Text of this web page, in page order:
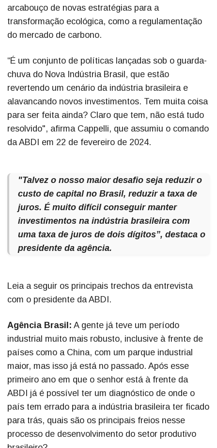
arcabouço de novas estratégias para a
transformação ecológica, como a regulamentação
do mercado de carbono.
“É um conjunto de políticas lançadas sob o guarda-
chuva do Nova Indústria Brasil, que estão
revertendo um cenário da indústria brasileira e
alavancando novos investimentos. Tem muita coisa
para ser feita ainda? Claro que tem, não está tudo
resolvido", afirma Cappelli, que assumiu o comando
da ABDI em 22 de fevereiro de 2024.
"Talvez o nosso maior desafio seja reduzir o
custo de capital no Brasil, reduzir a taxa de
juros. É muito difícil conseguir manter
investimentos na indústria brasileira com
uma taxa de juros de dois dígitos”, destaca o
presidente da agência.
Leia a seguir os principais trechos da entrevista
com o presidente da ABDI.
Agência Brasil: A gente já teve um período
industrial muito mais robusto, inclusive à frente de
países como a China, com um parque industrial
maior, mas isso já está no passado. Após esse
primeiro ano em que o senhor está à frente da
ABDI já é possível ter um diagnóstico de onde o
país tem errado para a indústria brasileira ter ficado
para trás, quais são os principais freios nesse
processo de desenvolvimento do setor produtivo